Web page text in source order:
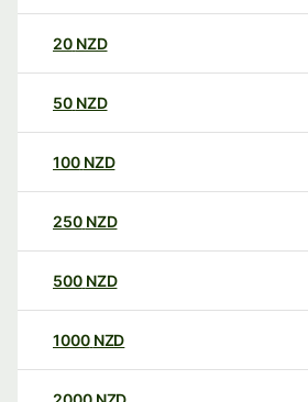
20 NZD
50 NZD
100 NZD
250 NZD
500 NZD
1000 NZD